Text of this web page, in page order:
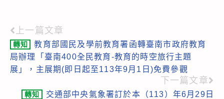
Read
more
articles
上一篇文章
轉知
教育部國民及學前教育署函轉臺南市政府教育
局辦理「臺南400全民教育-教育的時空旅行主題
展」，主展期(即日起至113年9月1日)免費參觀
下一篇文章
轉知
交通部中央氣象署訂於本（113）年6月29日